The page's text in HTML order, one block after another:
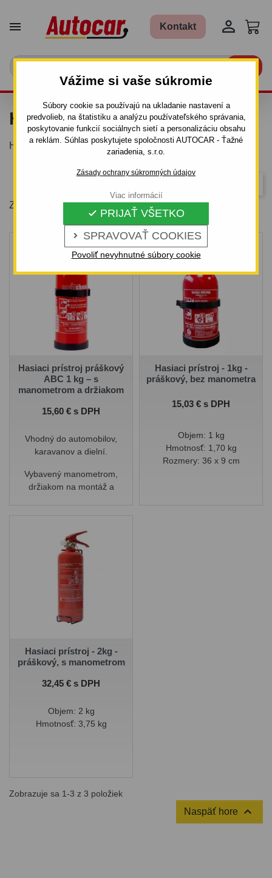
Vážime si vaše súkromie
Súbory cookie sa používajú na ukladanie nastavení a
predvolieb, na štatistiku a analýzu používateľského správania,
poskytovanie funkcií sociálnych sietí a personalizáciu obsahu
a reklám. Súhlas poskytujete spoločnosti AUTOCAR - Ťažné
zariadenia, s.r.o.
Zásady ochrany súkromných údajov
 SPRAVOVAŤ COOKIES
 PRIJAŤ VŠETKO
Povoliť nevyhnutné súbory cookie
Viac informácií
 Kontakt 
HASIACE PRÍSTROJE
Hasiace prístroje do automobilov.
Zobrazuje sa 1-3 z 3 položiek
Hasiaci prístroj práškový
ABC 1 kg – s
manometrom a držiakom
Cena
15,60 € s DPH
Vhodný do automobilov,
karavanov a dielní.
Vybavený manometrom,
držiakom na montáž a
Výrobca: Ogniochron
Hasiaci prístroj - 1kg -
práškový, bez manometra
Cena
15,03 € s DPH
Objem: 1 kg
Hmotnosť: 1,70 kg
Rozmery: 36 x 9 cm
Hasiaci prístroj - 2kg -
práškový, s manometrom
Cena
32,45 € s DPH
Objem: 2 kg
Hmotnosť: 3,75 kg
Zobrazuje sa 1-3 z 3 položiek
Naspäť hore 